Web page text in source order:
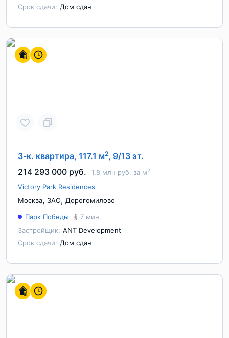
Срок сдачи: Дом сдан
3-к. квартира, 117.1 м2, 9/13 эт.
214 293 000 руб.
1.8 млн руб. за м2
Victory Park Residences
Москва, ЗАО, Дорогомилово
Парк Победы
7 мин.
Застройщик: ANT Development
Срок сдачи: Дом сдан